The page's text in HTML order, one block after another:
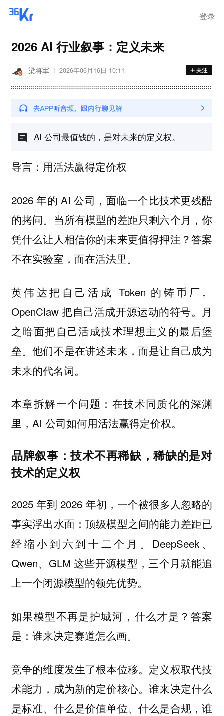
登录
2026 AI 行业叙事：定义未来
梁将军 2026年06月16日 10:11
AI 公司最值钱的，是对未来的定义权。
导言：用活法赢得定价权
2026 年的 AI 公司，面临一个比技术更残酷
的拷问。当所有模型的差距只剩六个月，你
凭什么让人相信你的未来更值得押注？答案
不在实验室，而在活法里。
英伟达把自己活成 Token 的铸币厂。
OpenClaw 把自己活成开源运动的符号。月
之暗面把自己活成技术理想主义的最后堡
垒。他们不是在讲述未来，而是让自己成为
未来的代名词。
本章拆解一个问题：在技术同质化的深渊
里，AI 公司如何用活法赢得定价权。
品牌叙事：技术不再稀缺，稀缺的是对
技术的定义权
2025 年到 2026 年初，一个被很多人忽略的
事实浮出水面：顶级模型之间的能力差距已
经缩小到六到十二个月。DeepSeek、
Qwen、GLM 这些开源模型，三个月就能追
上一个闭源模型的领先优势。
如果模型不再是护城河，什么才是？答案
是：谁来决定赛道怎么画。
竞争的维度发生了根本位移。定义权取代技
术能力，成为新的定价核心。谁来决定什么
是标准、什么是价值单位、什么是合规，谁